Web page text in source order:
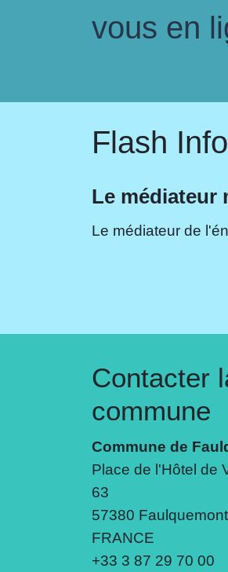
vous en
Flash
Le médiateur
Le médiateur de
Contacter
commune
Commune de
Place de l'Hôtel de
63
57380
FRANCE
+33 3 87 29 70 00